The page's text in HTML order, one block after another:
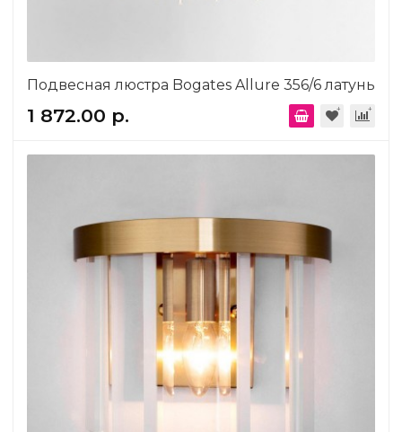
Подвесная люстра Bogates Allure 356/6 латунь
1 872.00 р.